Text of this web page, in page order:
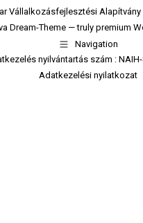
Vállalkozásfejlesztési Alapítvány
Dream-Theme — truly premium
Navigation
nyilvántartás szám :
Adatkezelési nyilatkozat